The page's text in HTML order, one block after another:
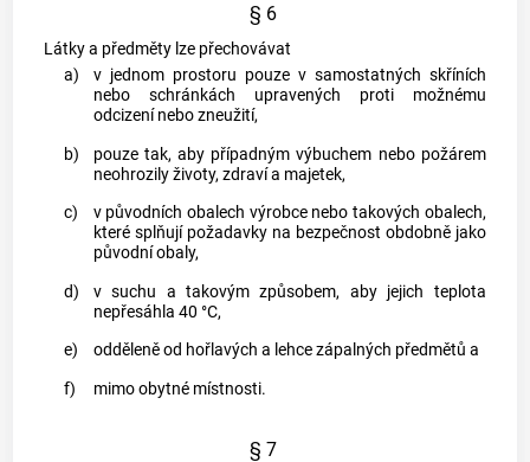
§ 6
Látky a předměty lze přechovávat
a)
v jednom prostoru pouze v samostatných skříních
nebo schránkách upravených proti možnému
odcizení nebo zneužití,
b)
pouze tak, aby případným výbuchem nebo požárem
neohrozily životy, zdraví a majetek,
c)
v původních obalech výrobce nebo takových obalech,
které splňují požadavky na bezpečnost obdobně jako
původní obaly,
d)
v suchu a takovým způsobem, aby jejich teplota
nepřesáhla 40 °C,
e)
odděleně od hořlavých a lehce zápalných předmětů a
f)
mimo obytné místnosti.
§ 7